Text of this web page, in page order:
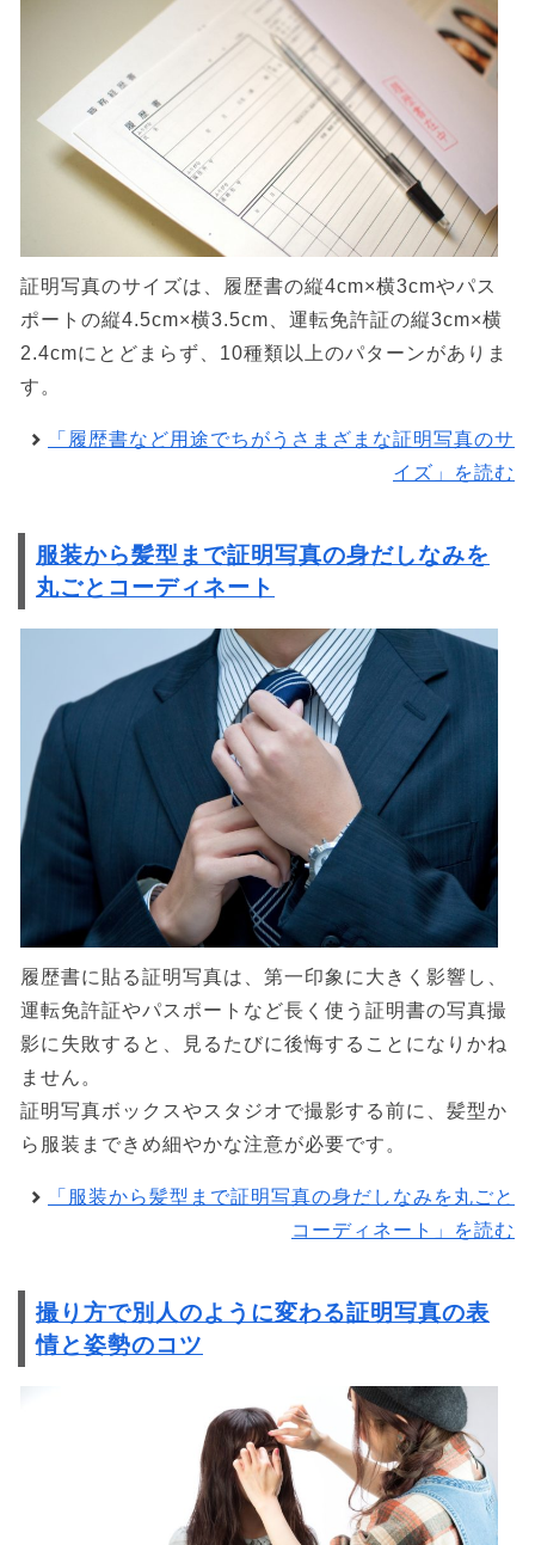
証明写真のサイズは、履歴書の縦4cm×横3cmやパス
ポートの縦4.5cm×横3.5cm、運転免許証の縦3cm×横
2.4cmにとどまらず、10種類以上のパターンがありま
す。
「履歴書など用途でちがうさまざまな証明写真のサ
イズ」を読む
服装から髪型まで証明写真の身だしなみを
丸ごとコーディネート
履歴書に貼る証明写真は、第一印象に大きく影響し、
運転免許証やパスポートなど長く使う証明書の写真撮
影に失敗すると、見るたびに後悔することになりかね
ません。
証明写真ボックスやスタジオで撮影する前に、髪型か
ら服装まできめ細やかな注意が必要です。
「服装から髪型まで証明写真の身だしなみを丸ごと
コーディネート」を読む
撮り方で別人のように変わる証明写真の表
情と姿勢のコツ